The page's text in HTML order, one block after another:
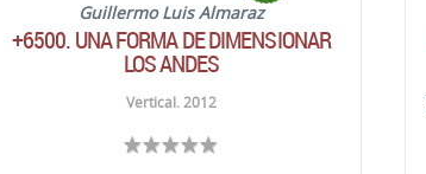
Guillermo Luis Almaraz
+6500. UNA FORMA DE DIMENSIONAR
LOS ANDES
Vertical. 2012